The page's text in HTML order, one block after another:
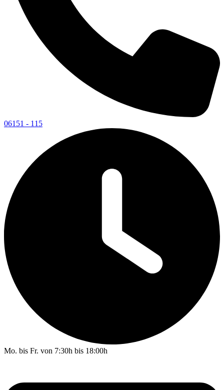
06151 - 115
Mo. bis Fr. von 7:30h bis 18:00h